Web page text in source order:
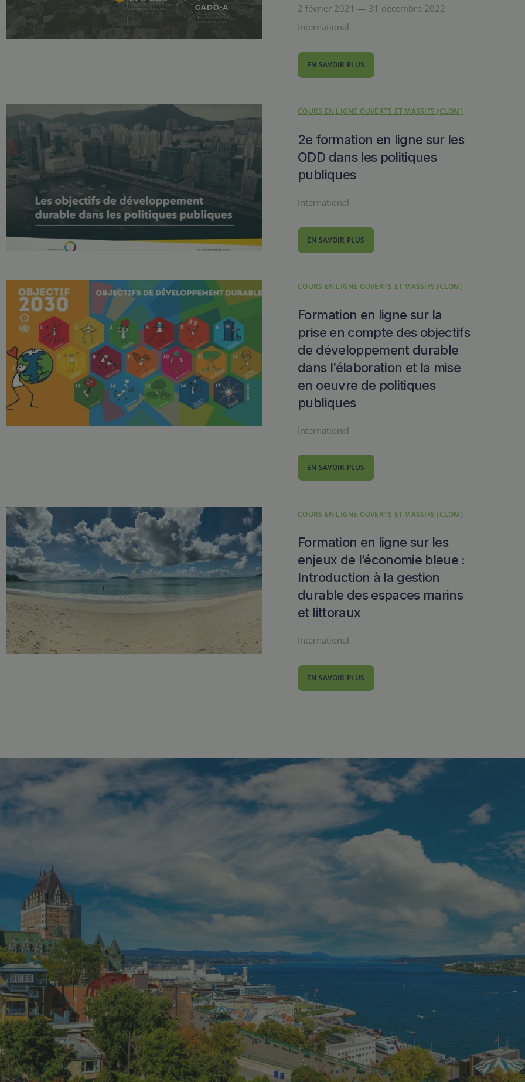
2 février 2021 — 31 décembre 2022
International
EN SAVOIR PLUS
COURS EN LIGNE OUVERTS ET MASSIFS (CLOM)
2e formation en ligne sur les
ODD dans les politiques
publiques
International
EN SAVOIR PLUS
COURS EN LIGNE OUVERTS ET MASSIFS (CLOM)
Formation en ligne sur la
prise en compte des objectifs
de développement durable
dans l’élaboration et la mise
en oeuvre de politiques
publiques
International
EN SAVOIR PLUS
COURS EN LIGNE OUVERTS ET MASSIFS (CLOM)
Formation en ligne sur les
enjeux de l’économie bleue :
Introduction à la gestion
durable des espaces marins
et littoraux
International
EN SAVOIR PLUS